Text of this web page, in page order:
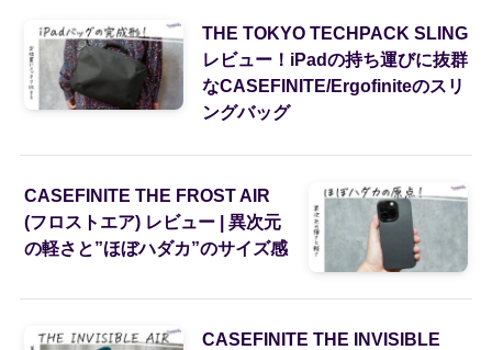
THE TOKYO TECHPACK SLING
レビュー！iPadの持ち運びに抜群
なCASEFINITE/Ergofiniteのスリ
ングバッグ
CASEFINITE THE FROST AIR
(フロストエア) レビュー | 異次元
の軽さと”ほぼハダカ”のサイズ感
CASEFINITE THE INVISIBLE